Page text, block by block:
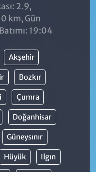
2.9,
km, Gün
19:04
Akşehir
Bozkır
Çumra
Doğanhisar
Güneysınır
Hüyük Ilgın